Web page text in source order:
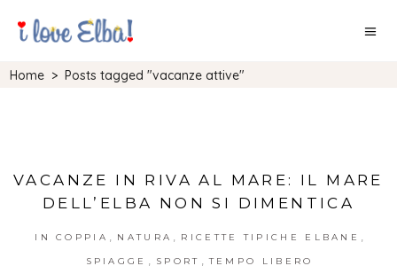
Home >Posts tagged "vacanze attive"
VACANZE IN RIVA AL MARE: IL MARE
DELL’ELBA NON SI DIMENTICA
IN COPPIA , NATURA , RICETTE TIPICHE ELBANE ,
SPIAGGE , SPORT , TEMPO LIBERO